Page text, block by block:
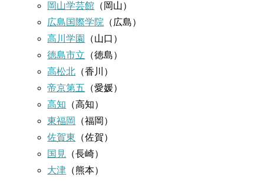
岡山学芸館 （岡山）
広島国際学院 （広島）
高川学園
（山口）
徳島市立 （徳島）
高松北 （香川）
帝京第五 （愛媛）
高知 （高知）
東福岡
（福岡）
佐賀東 （佐賀）
国見 （長崎）
大津 （熊本）